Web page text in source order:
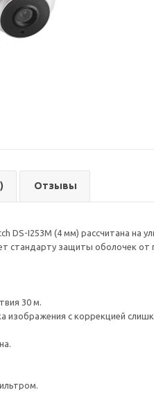
Отзывы
DS-I253M (4 мм) рассчитана
стандарту защиты оболочек от
30 м.
изображения с коррекцией